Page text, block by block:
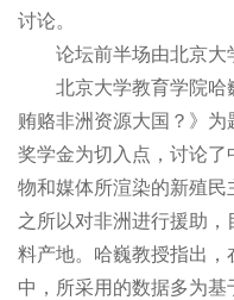
讨论。
论坛前半场由北京大
北京大学教育学院哈
贿赂非洲资源大国？》
奖学金为切入点，讨论了
物和媒体所渲染的新殖民
之所以对非洲进行援助
料产地。哈巍教授指出
中，所采用的数据多为